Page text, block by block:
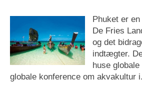
Phuket er
De Fries
og det
indtægter.
huse
globale konference om akvakultur